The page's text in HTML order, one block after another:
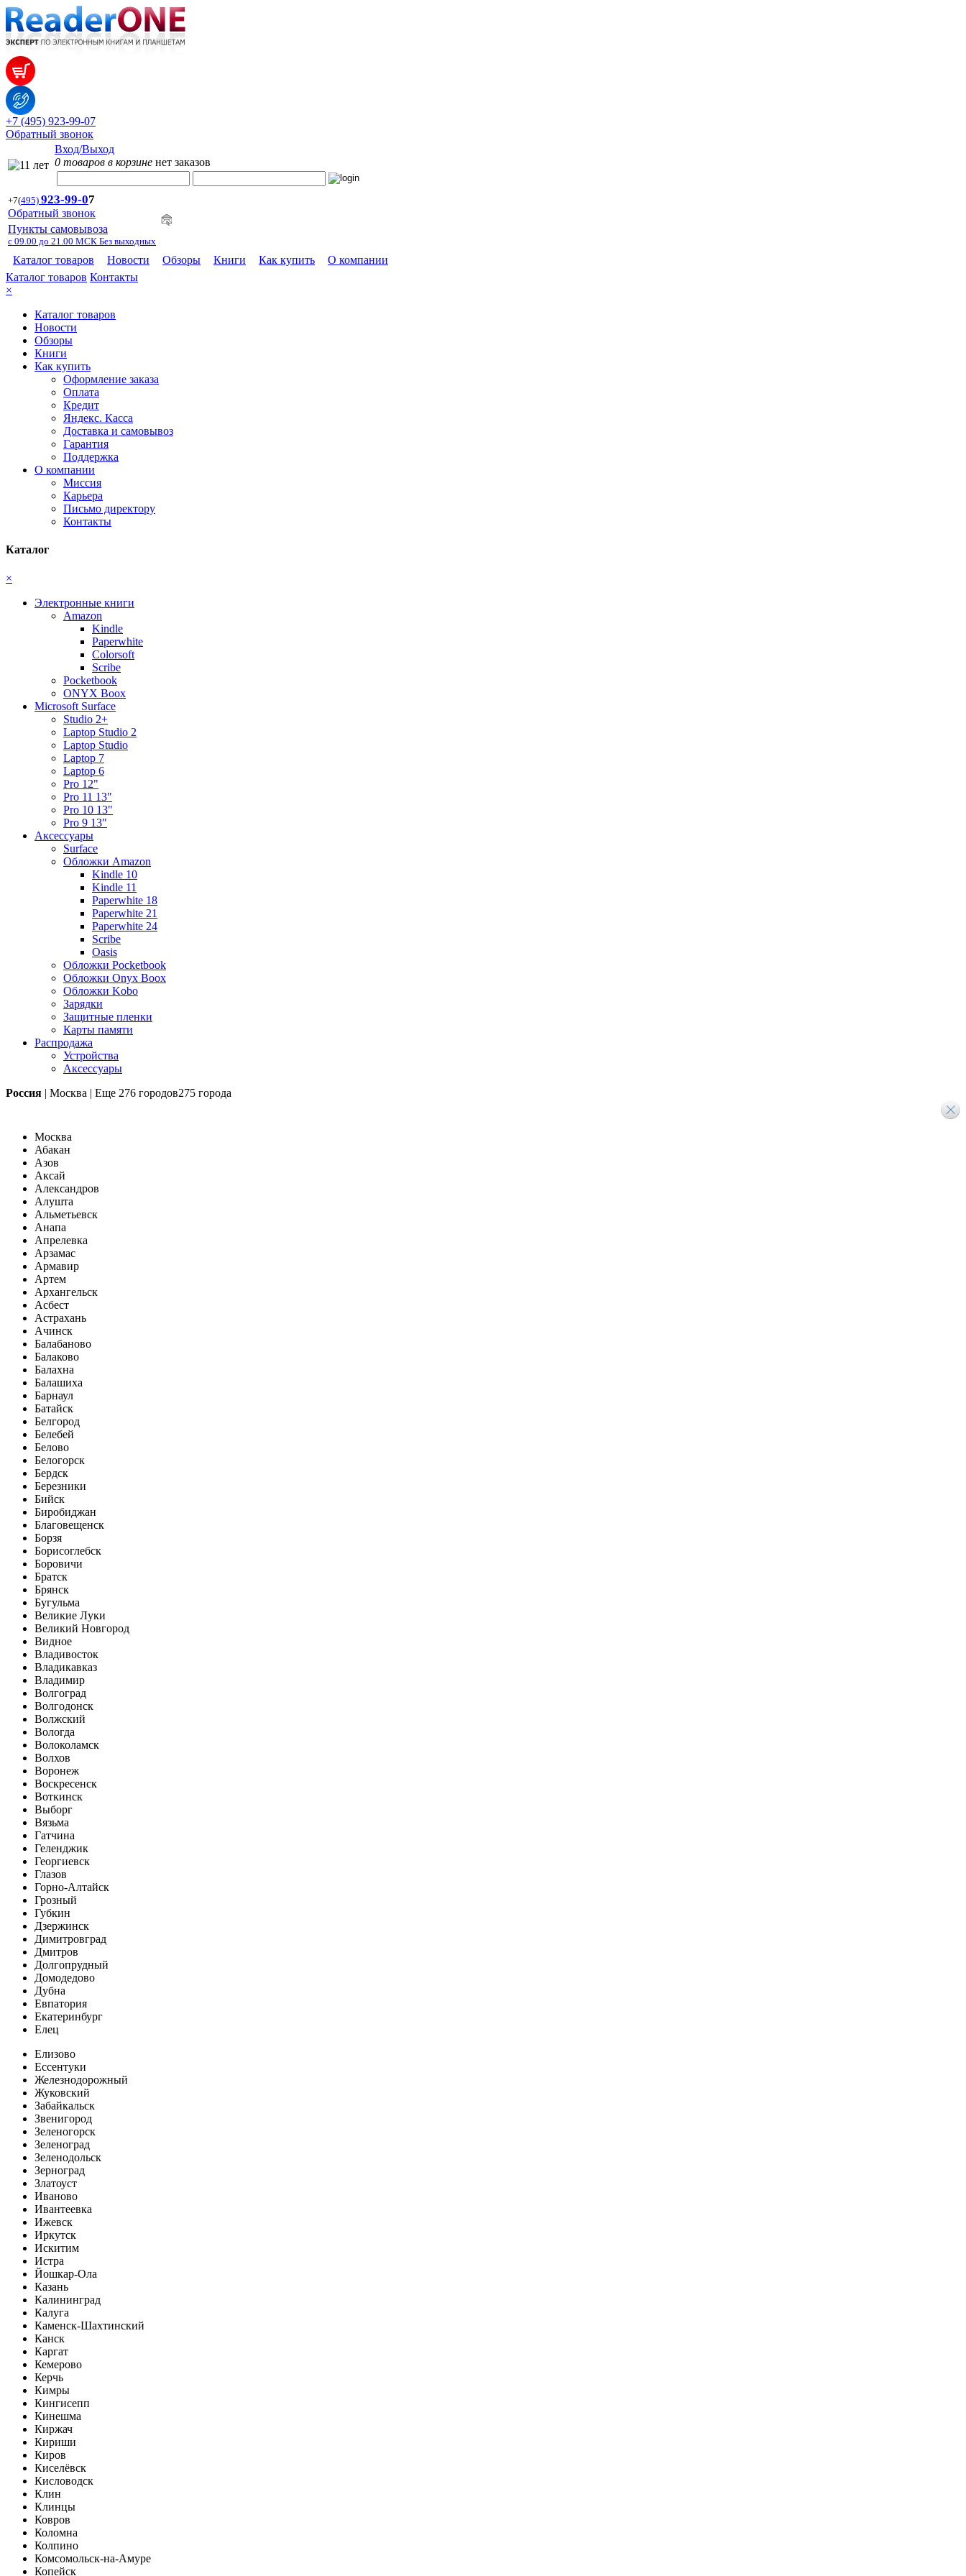
+7 (495) 923-99-07
Обратный звонок
Вход/Выход
0 товаров в корзине нет заказов
+7(495) 923-99-07
Обратный звонок
Пункты самовывоза
с 09.00 до 21.00 МСК Без выходных
Каталог товаров Новости Обзоры Книги Как купить
О компании
Каталог товаров Контакты
×
Каталог товаров
Новости
Обзоры
Книги
Как купить
Оформление заказа
Оплата
Кредит
Яндекс. Касса
Доставка и самовывоз
Гарантия
Поддержка
О компании
Миссия
Карьера
Письмо директору
Контакты
Каталог
×
Электронные книги
Amazon
Kindle
Paperwhite
Colorsoft
Scribe
Pocketbook
ONYX Boox
Microsoft Surface
Studio 2+
Laptop Studio 2
Laptop Studio
Laptop 7
Laptop 6
Pro 12"
Pro 11 13"
Pro 10 13"
Pro 9 13"
Аксессуары
Surface
Обложки Amazon
Kindle 10
Kindle 11
Paperwhite 18
Paperwhite 21
Paperwhite 24
Scribe
Oasis
Обложки Pocketbook
Обложки Onyx Boox
Обложки Kobo
Зарядки
Защитные пленки
Карты памяти
Распродажа
Устройства
Аксессуары
Россия | Москва | Еще 276 городов275 города
Москва
Абакан
Азов
Аксай
Александров
Алушта
Альметьевск
Анапа
Апрелевка
Арзамас
Армавир
Артем
Архангельск
Асбест
Астрахань
Ачинск
Балабаново
Балаково
Балахна
Балашиха
Барнаул
Батайск
Белгород
Белебей
Белово
Белогорск
Бердск
Березники
Бийск
Биробиджан
Благовещенск
Борзя
Борисоглебск
Боровичи
Братск
Брянск
Бугульма
Великие Луки
Великий Новгород
Видное
Владивосток
Владикавказ
Владимир
Волгоград
Волгодонск
Волжский
Вологда
Волоколамск
Волхов
Воронеж
Воскресенск
Воткинск
Выборг
Вязьма
Гатчина
Геленджик
Георгиевск
Глазов
Горно-Алтайск
Грозный
Губкин
Дзержинск
Димитровград
Дмитров
Долгопрудный
Домодедово
Дубна
Евпатория
Екатеринбург
Елец
Елизово
Ессентуки
Железнодорожный
Жуковский
Забайкальск
Звенигород
Зеленогорск
Зеленоград
Зеленодольск
Зерноград
Златоуст
Иваново
Ивантеевка
Ижевск
Иркутск
Искитим
Истра
Йошкар-Ола
Казань
Калининград
Калуга
Каменск-Шахтинский
Канск
Каргат
Кемерово
Керчь
Кимры
Кингисепп
Кинешма
Киржач
Кириши
Киров
Киселёвск
Кисловодск
Клин
Клинцы
Ковров
Коломна
Колпино
Комсомольск-на-Амуре
Копейск